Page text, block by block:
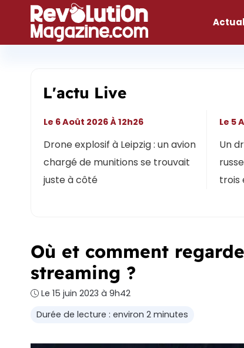
contenu
L'actu Live
Drone explosif à Leipzig : un avion
chargé de munitions se trouvait
juste à côté
Le 6 Août 2026 À 12h26
Un
trois
Le 5
Où et comment
streaming ?
Le 15 juin 2023 à 9h42
Durée de lecture : environ 2 minutes